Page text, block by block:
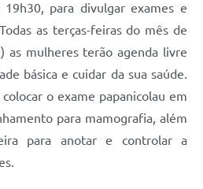
para divulgar exames e
as terças-feiras do mês de
as mulheres terão agenda livre
básica e cuidar da sua saúde.
o exame papanicolau em
para mamografia, além
para anotar e controlar a